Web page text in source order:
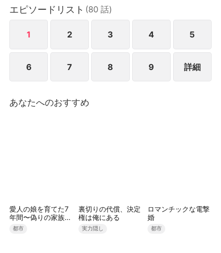
なかった幸福な生活を手に入れる。
エピソードリスト (80 話)
1 2 3 4 5
6 7 8 9 詳細
あなたへのおすすめ
愛人の娘を育てた7
年間〜偽りの家族を
捨てる財閥令嬢〜
（吹き替え）
都市
裏切りの代償、決定
権は俺にある
実力隠し
ロマンチックな電撃
婚
都市